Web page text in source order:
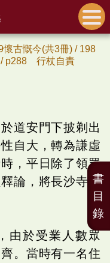
懷古慨今(共3冊) / 198
p288 行杖自責
道安門下披剃出
自大，轉為謙虛
，平日除了領眾
論，將長沙寺發
由於受業人數眾
。當時有一名住
書
目
錄